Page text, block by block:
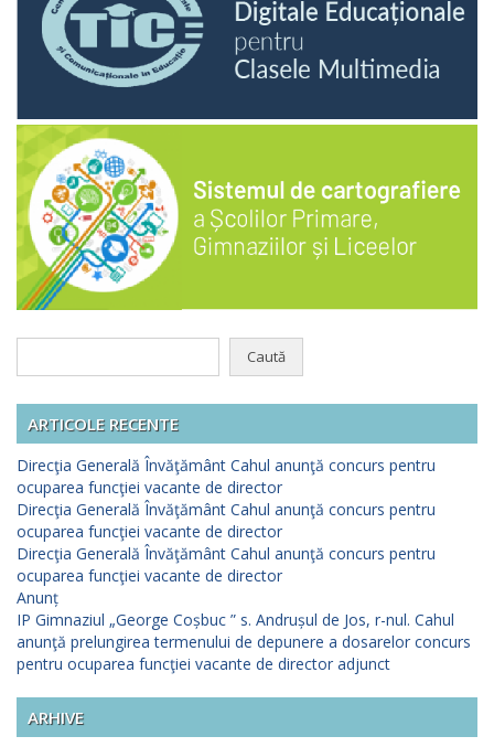
ARTICOLE RECENTE
Direcţia Generală Învăţământ Cahul anunţă concurs pentru
ocuparea funcţiei vacante de director
Direcţia Generală Învăţământ Cahul anunţă concurs pentru
ocuparea funcţiei vacante de director
Direcţia Generală Învăţământ Cahul anunţă concurs pentru
ocuparea funcţiei vacante de director
Anunț
IP Gimnaziul „George Coșbuc ” s. Andrușul de Jos, r-nul. Cahul
anunţă prelungirea termenului de depunere a dosarelor concurs
pentru ocuparea funcţiei vacante de director adjunct
ARHIVE